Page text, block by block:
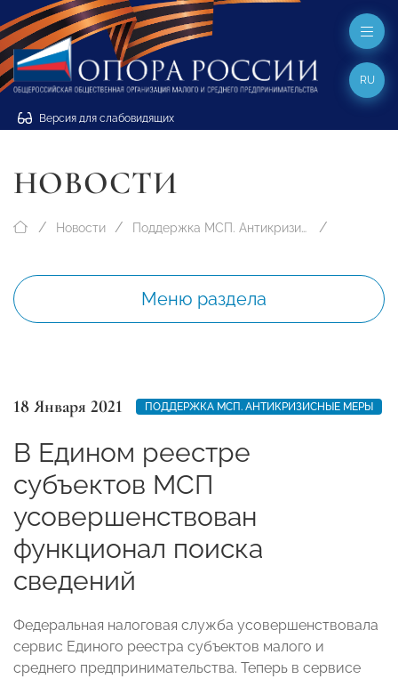
Версия для слабовидящих
RU
НОВОСТИ
Новости Поддержка МСП. Антикризисные меры
Меню раздела
18 Января 2021 ПОДДЕРЖКА МСП. АНТИКРИЗИСНЫЕ МЕРЫ
В Едином реестре
субъектов МСП
усовершенствован
функционал поиска
сведений
Федеральная налоговая служба усовершенствовала
сервис Единого реестра субъектов малого и
среднего предпринимательства. Теперь в сервисе